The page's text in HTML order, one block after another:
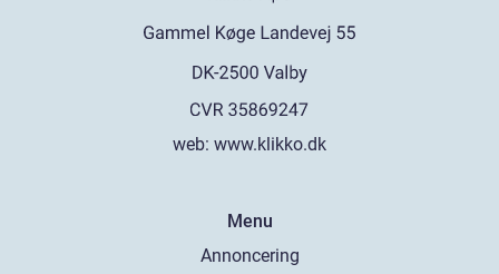
web: www.klikko.dk
Menu
Annoncering